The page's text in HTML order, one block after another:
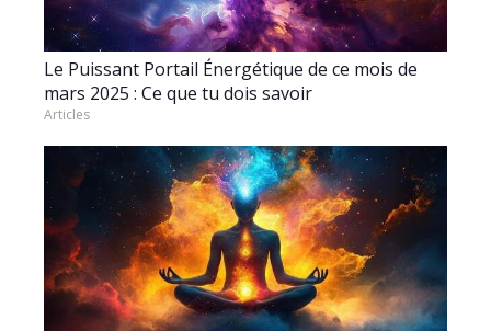
Le Puissant Portail Énergétique de ce mois de
mars 2025 : Ce que tu dois savoir
Articles